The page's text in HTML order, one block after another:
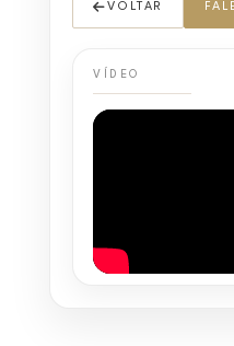
VOLTAR
VÍDEO